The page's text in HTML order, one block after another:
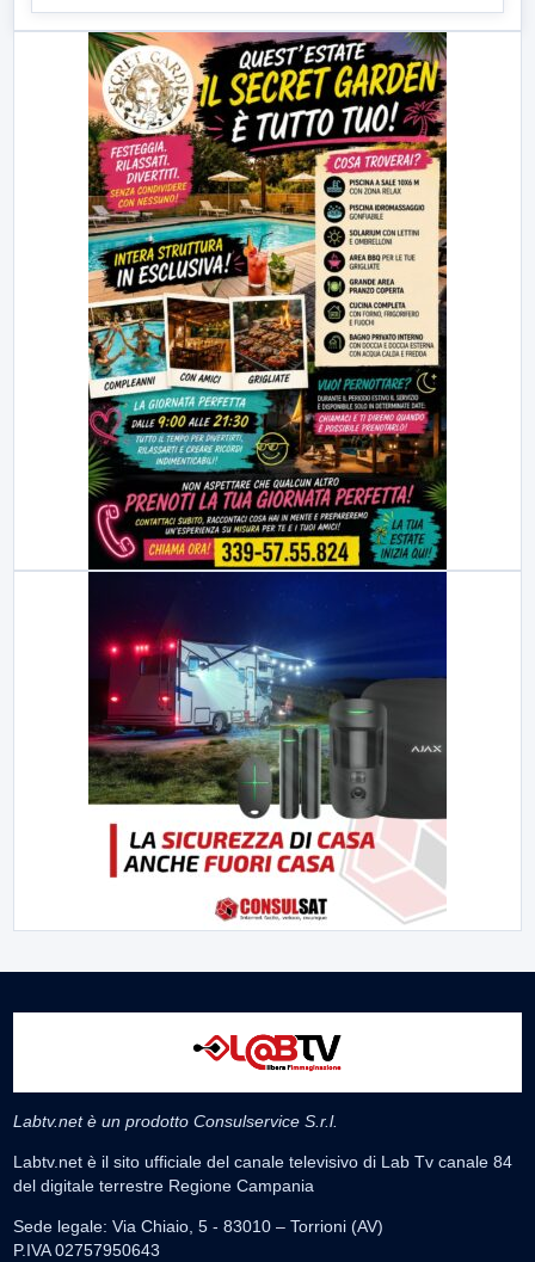
Labtv.net è un prodotto Consulservice S.r.l.
Labtv.net è il sito ufficiale del canale televisivo di Lab Tv canale 84
del digitale terrestre Regione Campania
Sede legale: Via Chiaio, 5 - 83010 – Torrioni (AV)
P.IVA 02757950643